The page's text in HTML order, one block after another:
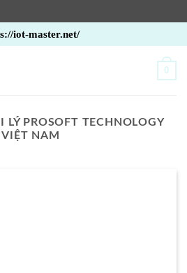
iot-master.net/
0
LÝ PROSOFT TECHNOLOGY
VIỆT NAM